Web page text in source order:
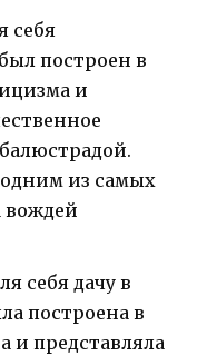
себя
построен в
и
одним из самых
вождей
себя дачу в
построена в
и представляла